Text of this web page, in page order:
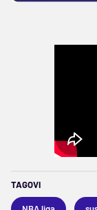
TAGOVI